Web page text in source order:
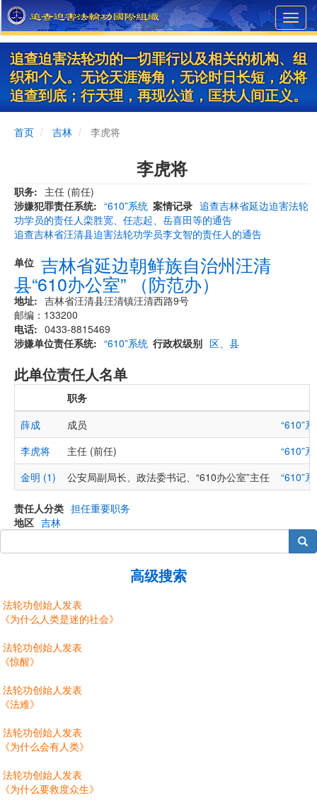
Skip
to
main
content
追查迫害法轮功的一切罪行以及相关的机构、组
织和个人。无论天涯海角，无论时日长短，必将
追查到底；行天理，再现公道，匡扶人间正义。
首页 吉林 李虎将
李虎将
职务
主任 (前任)
涉嫌犯罪责任系统
“610”系统 案情记录 追查吉林省延边迫害法轮
功学员的责任人栾胜宽、任志起、岳喜田等的通告
追查吉林省汪清县迫害法轮功学员李文智的责任人的通告
单位 吉林省延边朝鲜族自治州汪清
县“610办公室” （防范办）
地址
吉林省汪清县汪清镇汪清西路9号
邮编：133200
电话
0433-8815469
涉嫌单位责任系统
“610”系统 行政权级别 区、县
此单位责任人名单
职务
薛成
成员
“610”
李虎将
主任 (前任)
“610”
金明 (1)
公安局副局长、政法委书记、“610办公室”主任 “610”
责任人分类 担任重要职务
地区 吉林
搜索
高级搜索
法轮功创始人发表
《为什么人类是迷的社会》
法轮功创始人发表
《惊醒》
法轮功创始人发表
《法难》
法轮功创始人发表
《为什么会有人类》
法轮功创始人发表
《为什么要救度众生》